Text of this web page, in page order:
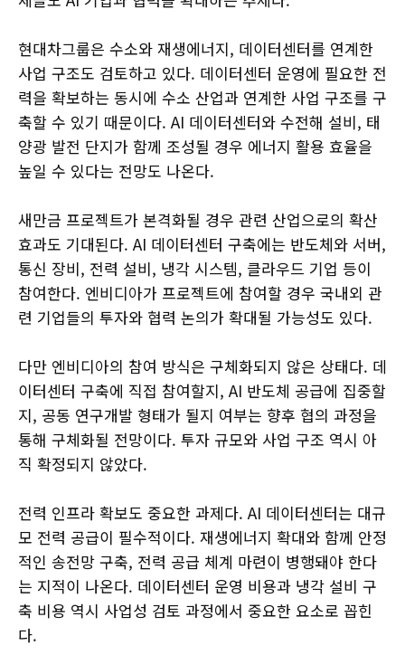
현대차그룹은 수소와 재생에너지, 데이터센터를 연계한
사업 구조도 검토하고 있다. 데이터센터 운영에 필요한 전
력을 확보하는 동시에 수소 산업과 연계한 사업 구조를 구
축할 수 있기 때문이다. AI 데이터센터와 수전해 설비, 태
양광 발전 단지가 함께 조성될 경우 에너지 활용 효율을
높일 수 있다는 전망도 나온다.
새만금 프로젝트가 본격화될 경우 관련 산업으로의 확산
효과도 기대된다. AI 데이터센터 구축에는 반도체와 서버,
통신 장비, 전력 설비, 냉각 시스템, 클라우드 기업 등이
참여한다. 엔비디아가 프로젝트에 참여할 경우 국내외 관
련 기업들의 투자와 협력 논의가 확대될 가능성도 있다.
다만 엔비디아의 참여 방식은 구체화되지 않은 상태다. 데
이터센터 구축에 직접 참여할지, AI 반도체 공급에 집중할
지, 공동 연구개발 형태가 될지 여부는 향후 협의 과정을
통해 구체화될 전망이다. 투자 규모와 사업 구조 역시 아
직 확정되지 않았다.
전력 인프라 확보도 중요한 과제다. AI 데이터센터는 대규
모 전력 공급이 필수적이다. 재생에너지 확대와 함께 안정
적인 송전망 구축, 전력 공급 체계 마련이 병행돼야 한다
는 지적이 나온다. 데이터센터 운영 비용과 냉각 설비 구
축 비용 역시 사업성 검토 과정에서 중요한 요소로 꼽힌
다.